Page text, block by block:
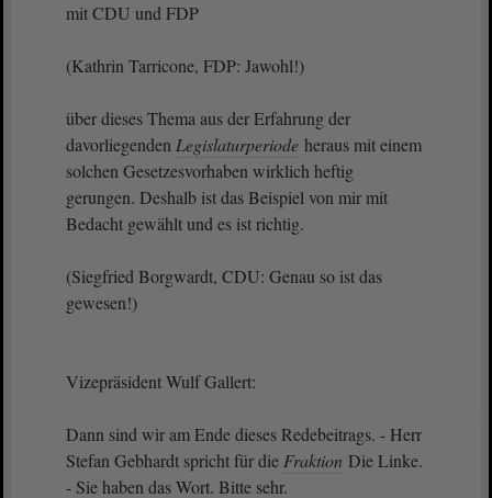
mit CDU und FDP
(Kathrin Tarricone, FDP: Jawohl!)
über dieses Thema aus der Erfahrung der
davorliegenden Legislaturperiode heraus mit einem
solchen Gesetzesvorhaben wirklich heftig
gerungen. Deshalb ist das Beispiel von mir mit
Bedacht gewählt und es ist richtig.
(Siegfried Borgwardt, CDU: Genau so ist das
gewesen!)
Vizepräsident Wulf Gallert:
Dann sind wir am Ende dieses Redebeitrags. - Herr
Stefan Gebhardt spricht für die Fraktion Die Linke.
- Sie haben das Wort. Bitte sehr.